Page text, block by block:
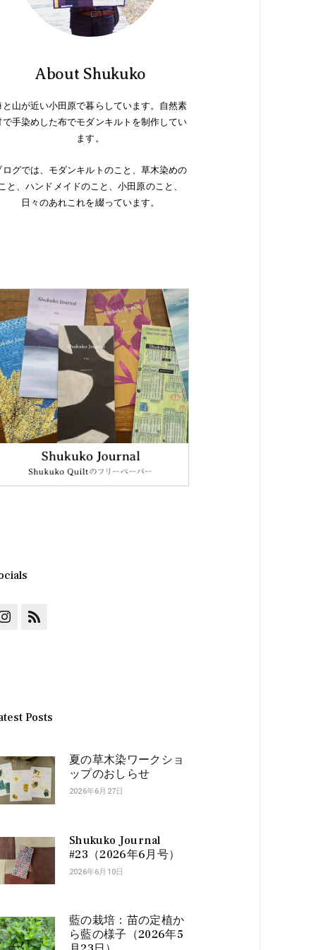
About Shukuko
と山が近い小田原で暮らしています。自然素
で手染めした布でモダンキルトを制作してい
ます。
ログでは、モダンキルトのこと、草木染めの
と、ハンドメイドのこと、小田原のこと、
日々のあれこれを綴っています。
Posts
夏の草木染ワークショ
ップのおしらせ
2026年6月27日
Shukuko Journal
#23（2026年6月号）
2026年6月10日
藍の栽培：苗の定植か
ら藍の様子（2026年5